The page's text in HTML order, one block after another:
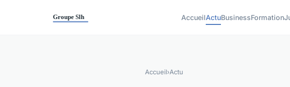
AccueilActuBusinessFormation
Accueil›Actu